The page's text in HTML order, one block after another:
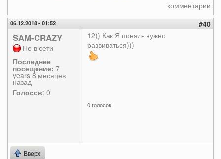
комментарии
06.12.2018 - 01:52 #40
SAM-CRAZY
Не в сети
Последнее
посещение: 7
years 8 месяцев
назад
Голосов: 0
12)) Как Я понял- нужно
развиваться)))
0 голосов
Вверх